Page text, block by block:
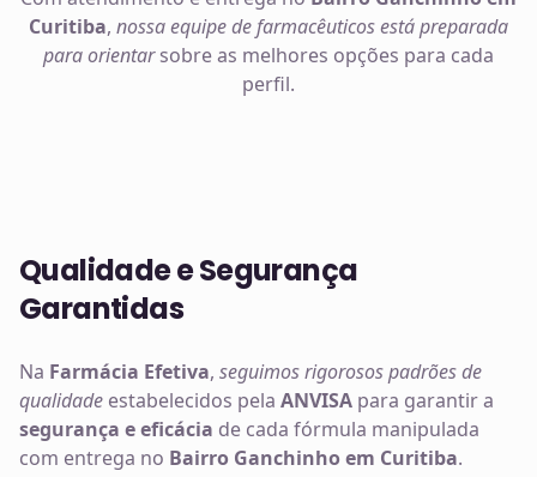
Curitiba, nossa equipe de farmacêuticos está preparada
para orientarsobre as melhores opções para cada
perfil.
Qualidade e Segurança
Garantidas
Na Farmácia Efetiva, seguimos rigorosos padrões de
qualidade estabelecidos pela ANVISA para garantir a
segurança e eficácia de cada fórmula manipulada
com entrega no Bairro Ganchinho em Curitiba.